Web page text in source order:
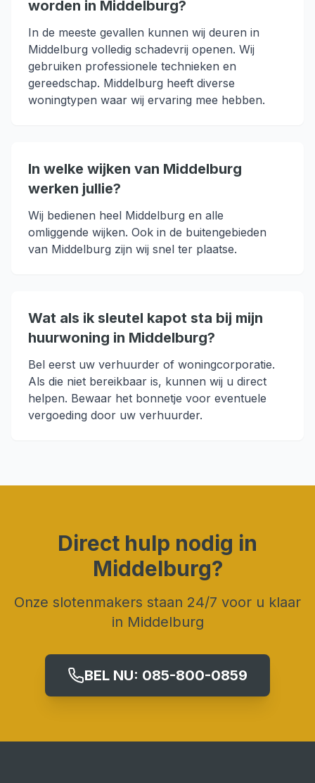
worden in Middelburg?
In de meeste gevallen kunnen wij deuren in
Middelburg volledig schadevrij openen. Wij
gebruiken professionele technieken en
gereedschap. Middelburg heeft diverse
woningtypen waar wij ervaring mee hebben.
In welke wijken van Middelburg
werken jullie?
Wij bedienen heel Middelburg en alle
omliggende wijken. Ook in de buitengebieden
van Middelburg zijn wij snel ter plaatse.
Wat als ik sleutel kapot sta bij mijn
huurwoning in Middelburg?
Bel eerst uw verhuurder of woningcorporatie.
Als die niet bereikbaar is, kunnen wij u direct
helpen. Bewaar het bonnetje voor eventuele
vergoeding door uw verhuurder.
Direct hulp nodig in
Middelburg?
Onze slotenmakers staan 24/7 voor u klaar
in Middelburg
BEL NU: 085-800-0859